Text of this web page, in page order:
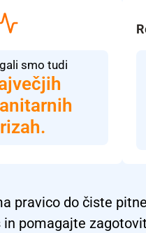
smo tudi
pravico do čiste
in pomagajte